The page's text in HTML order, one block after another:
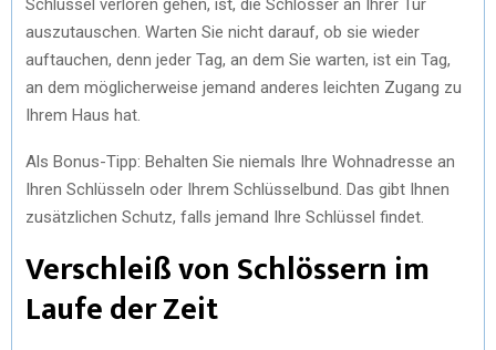
auszutauschen. Warten Sie nicht darauf, ob sie wieder
auftauchen, denn jeder Tag, an dem Sie warten, ist ein Tag,
an dem möglicherweise jemand anderes leichten Zugang zu
Ihrem Haus hat.
Als Bonus-Tipp: Behalten Sie niemals Ihre Wohnadresse an
Ihren Schlüsseln oder Ihrem Schlüsselbund. Das gibt Ihnen
zusätzlichen Schutz, falls jemand Ihre Schlüssel findet.
Verschleiß von Schlössern im
Laufe der Zeit